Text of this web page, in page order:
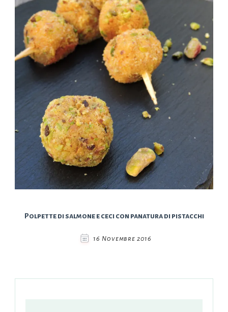
Polpette di salmone e ceci con panatura di pistacchi
16 Novembre 2016